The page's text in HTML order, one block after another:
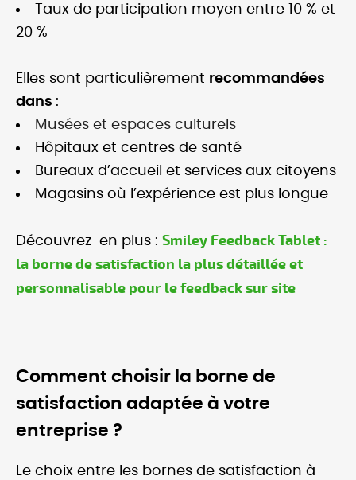
Taux de participation moyen entre 10 % et
20 %
Elles sont particulièrement recommandées
dans :
Musées et espaces culturels
Hôpitaux et centres de santé
Bureaux d’accueil et services aux citoyens
Magasins où l’expérience est plus longue
Découvrez-en plus : Smiley Feedback Tablet :
la borne de satisfaction la plus détaillée et
personnalisable pour le feedback sur site
Comment choisir la borne de
satisfaction adaptée à votre
entreprise ?
Le choix entre les bornes de satisfaction à